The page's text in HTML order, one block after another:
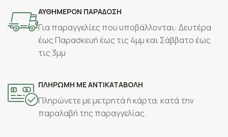
ΑΥΘΗΜΕΡΟΝ ΠΑΡΑΔΟΣΗ
Για παραγγελίες που υποβάλλονται: Δευτέρα
έως Παρασκευή έως τις 4μμ και Σάββατο έως
τις 3μμ
ΠΛΗΡΩΜΗ ΜΕ ΑΝΤΙΚΑΤΑΒΟΛΗ
Πληρώνετε με μετρητά ή κάρτα, κατά την
παραλαβή της παραγγελίας.